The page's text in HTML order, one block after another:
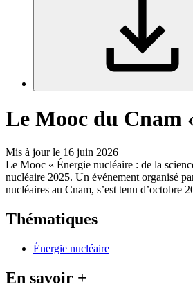
Le Mooc du Cnam
Mis à jour le 16 juin 2026
Le Mooc « Énergie nucléaire : de la
nucléaire 2025. Un événement organisé
nucléaires au Cnam, s’est tenu d’octobre
Thématiques
Énergie nucléaire
En savoir +